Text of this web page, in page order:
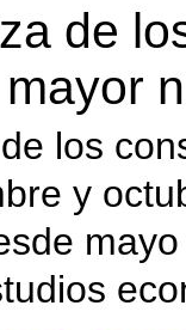
de
los
y